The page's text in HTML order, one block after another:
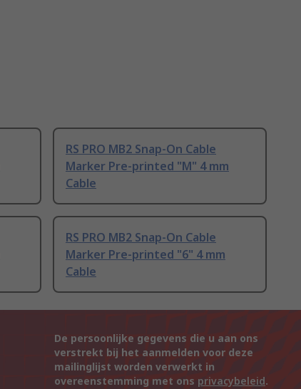
RS PRO MB2 Snap-On Cable
Marker Pre-printed "M" 4 mm
Cable
RS PRO MB2 Snap-On Cable
Marker Pre-printed "6" 4 mm
Cable
De persoonlijke gegevens die u aan ons
verstrekt bij het aanmelden voor deze
mailinglijst worden verwerkt in
overeenstemming met ons privacybeleid.